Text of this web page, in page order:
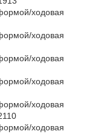
ходовая
ходовая
ходовая
ходовая
ходовая
ходовая